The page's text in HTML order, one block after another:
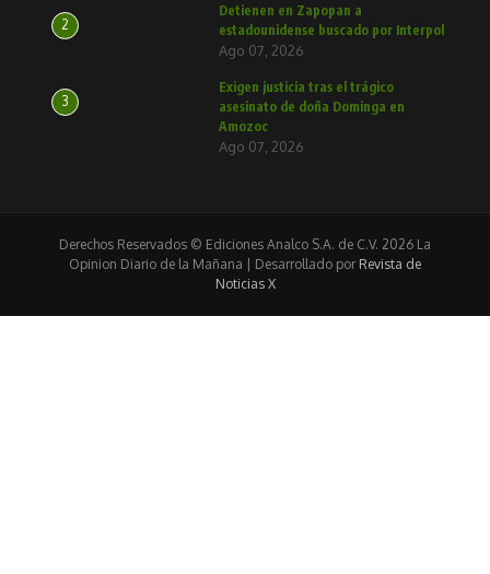
2
Detienen en Zapopan a
estadounidense buscado por Interpol
Ago 07, 2026
3
Exigen justicia tras el trágico
asesinato de doña Dominga en
Amozoc
Ago 07, 2026
Derechos Reservados © Ediciones Analco S.A. de C.V. 2026 La
Opinion Diario de la Mañana | Desarrollado por Revista de
Noticias X